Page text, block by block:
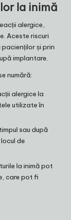
la inimă
alergice,
Aceste riscuri
și prin
implantare.
numără:
alergice la
utilizate în
sau după
de
la inimă pot
care pot fi